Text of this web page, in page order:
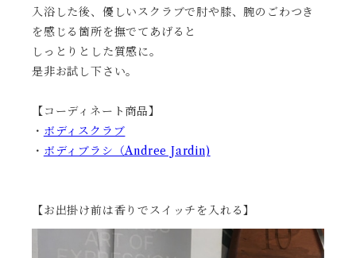
入浴した後、優しいスクラブで肘や膝、腕のごわつき
を感じる箇所を撫でてあげると
しっとりとした質感に。
是非お試し下さい。
【コーディネート商品】
・ ボディスクラブ
・ ボディブラシ（Andree Jardin)
【お出掛け前は香りでスイッチを入れる】